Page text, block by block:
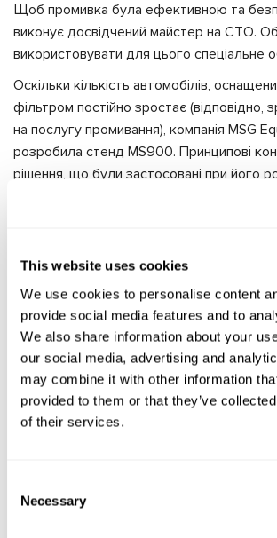
This website uses cookies
We use cookies to personalise content
provide social media features and to
We also share information about your
our social media, advertising and
may combine it with other information
provided to them or that they’ve
of their services.
Selection
Necessary
Щоб промивка була ефективною та
виконує досвідчений майстер на СТО.
використовувати для цього спеціальне
Оскільки кількість автомобілів,
фільтром постійно зростає (відповідно,
на послугу промивання), компанія MSG
розробила стенд MS900. Принципові
рішення, що були застосовані при його
дозволяють максимально ефективно
35-50 хвилин та вантажівок за 50-80
Можна вибрати оптимальний режим
сушіння під конкретний тип/вид фільтрів.
Працює в автоматичному режимі, не
присутності оператора.
Підключається до системи
під конкретний промивний реагент, що
збільшити ефективність реагенту та